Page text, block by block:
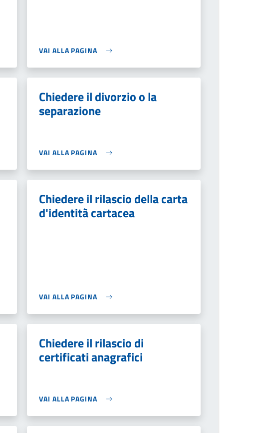
VAI ALLA PAGINA
Chiedere il divorzio o la
separazione
VAI ALLA PAGINA
Chiedere il rilascio della carta
d'identità cartacea
VAI ALLA PAGINA
Chiedere il rilascio di
certificati anagrafici
VAI ALLA PAGINA